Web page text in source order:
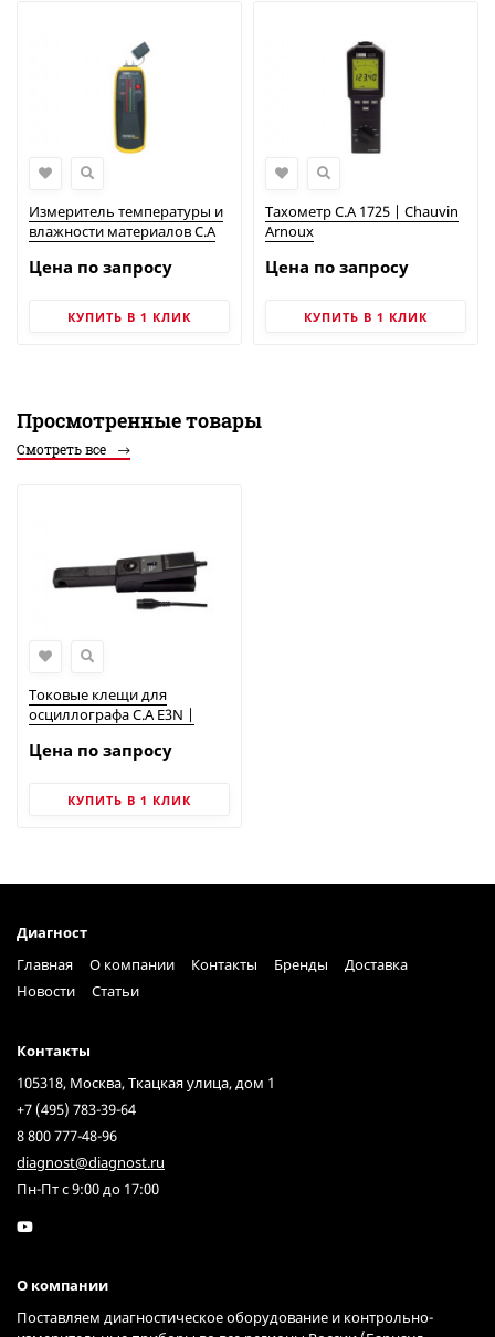
Измеритель температуры и
влажности материалов C.A
Цена по запросу
КУПИТЬ В 1 КЛИК
Тахометр C.A 1725 | Chauvin
Arnoux
Цена по запросу
КУПИТЬ В 1 КЛИК
Просмотренные товары
Смотреть все
Токовые клещи для
осциллографа C.A E3N |
Цена по запросу
КУПИТЬ В 1 КЛИК
Диагност
Главная
О компании Контакты Бренды
Доставка
Новости
Статьи
Контакты
105318, Москва, Ткацкая улица, дом 1
+7 (495) 783-39-64
8 800 777-48-96
diagnost@diagnost.ru
Пн-Пт с 9:00 до 17:00
О компании
Поставляем диагностическое оборудование и контрольно-